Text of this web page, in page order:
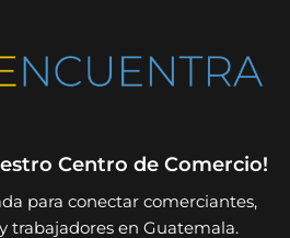
Centro de Comercio!
para conectar comerciantes,
trabajadores en Guatemala.